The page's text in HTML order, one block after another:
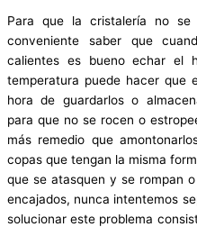
Para que la cristalería no
conveniente saber que
calientes es bueno echar el
temperatura puede hacer que
hora de guardarlos o
para que no se rocen o
más remedio que
copas que tengan la misma
que se atasquen y se rompan
encajados, nunca intentemos
solucionar este problema